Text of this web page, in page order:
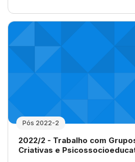
Pós 2022-2
Nome da disciplina
2022/2 - Trabalho com
Criativas e